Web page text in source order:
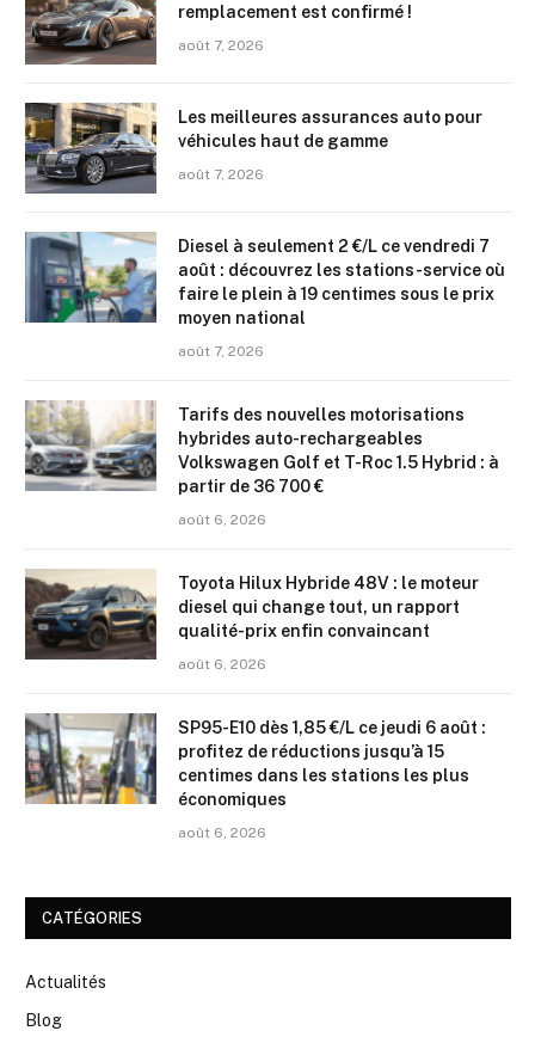
remplacement est confirmé !
août 7, 2026
Les meilleures assurances auto pour
véhicules haut de gamme
août 7, 2026
Diesel à seulement 2 €/L ce vendredi 7
août : découvrez les stations-service où
faire le plein à 19 centimes sous le prix
moyen national
août 7, 2026
Tarifs des nouvelles motorisations
hybrides auto-rechargeables
Volkswagen Golf et T-Roc 1.5 Hybrid : à
partir de 36 700 €
août 6, 2026
Toyota Hilux Hybride 48V : le moteur
diesel qui change tout, un rapport
qualité-prix enfin convaincant
août 6, 2026
SP95-E10 dès 1,85 €/L ce jeudi 6 août :
profitez de réductions jusqu’à 15
centimes dans les stations les plus
économiques
août 6, 2026
CATÉGORIES
Actualités
Blog